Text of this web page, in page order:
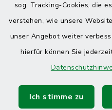
sog. Tracking-Cookies, die
verstehen, wie unsere
unser Angebot weiter
hierfür können Sie
Ich stimme zu